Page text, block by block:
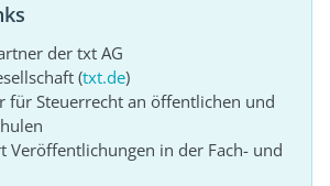
der txt AG
(txt.de)
für Steuerrecht an öffentlichen und
Veröffentlichungen in der Fach- und